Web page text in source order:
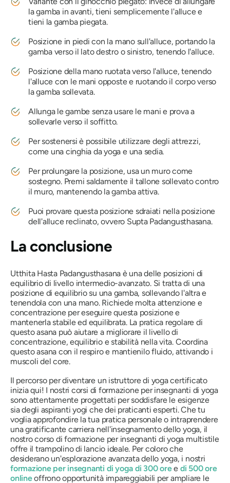
la gamba in avanti, tieni semplicemente l'alluce e
tieni la gamba piegata.
Posizione in piedi con la mano sull'alluce, portando la
gamba verso il lato destro o sinistro, tenendo l'alluce.
Posizione della mano ruotata verso l'alluce, tenendo
l'alluce con le mani opposte e ruotando il corpo verso
la gamba sollevata.
Allunga le gambe senza usare le mani e prova a
sollevarle verso il soffitto.
Per sostenersi è possibile utilizzare degli attrezzi,
come una cinghia da yoga e una sedia.
Per prolungare la posizione, usa un muro come
sostegno. Premi saldamente il tallone sollevato contro
il muro, mantenendo la gamba attiva.
Puoi provare questa posizione sdraiati nella posizione
dell'alluce reclinato, ovvero Supta Padangusthasana.
La conclusione
Utthita Hasta Padangusthasana è una delle posizioni di
equilibrio di livello intermedio-avanzato. Si tratta di una
posizione di equilibrio su una gamba, sollevando l'altra e
tenendola con una mano. Richiede molta attenzione e
concentrazione per eseguire questa posizione e
mantenerla stabile ed equilibrata. La pratica regolare di
questo asana può aiutare a migliorare il livello di
concentrazione, equilibrio e stabilità nella vita. Coordina
questo asana con il respiro e mantienilo fluido, attivando i
muscoli del core.
Il percorso per diventare un istruttore di yoga certificato
inizia qui! I nostri corsi di formazione per insegnanti di yoga
sono attentamente progettati per soddisfare le esigenze
sia degli aspiranti yogi che dei praticanti esperti. Che tu
voglia approfondire la tua pratica personale o intraprendere
una gratificante carriera nell'insegnamento dello yoga, il
nostro corso di formazione per insegnanti di yoga multistile
offre il trampolino di lancio ideale. Per coloro che
desiderano un'esplorazione avanzata dello yoga, i nostri
formazione per insegnanti di yoga di 300 oree di 500 ore
onlineoffrono opportunità impareggiabili per ampliare le